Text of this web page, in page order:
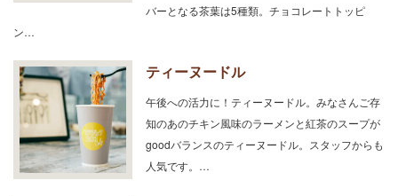
バーとなる茶葉は5種類。チョコレートトッピ
ン…
ティーヌードル
午後への活力に！ティーヌードル。みなさんご存
知のあのチキン風味のラーメンと紅茶のスープが
goodバランスのティーヌードル。スタッフからも
人気です。…